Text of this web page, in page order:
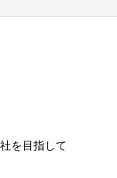
を目指して